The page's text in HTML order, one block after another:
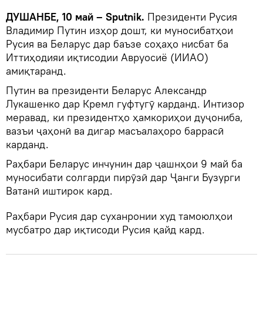
ДУШАНБЕ, 10 май – Sputnik. Президенти Русия
Владимир Путин изҳор дошт, ки муносибатҳои
Русия ва Беларус дар баъзе соҳаҳо нисбат ба
Иттиҳодияи иқтисодии Авруосиё (ИИАО)
амиқтаранд.
Путин ва президенти Беларус Александр
Лукашенко дар Кремл гуфтугӯ карданд. Интизор
меравад, ки президентҳо ҳамкориҳои дуҷониба,
вазъи ҷаҳонӣ ва дигар масъалаҳоро баррасӣ
карданд.
Раҳбари Беларус инчунин дар ҷашнҳои 9 май ба
муносибати солгарди пирӯзӣ дар Ҷанги Бузурги
Ватанӣ иштирок кард.
Раҳбари Русия дар суханронии худ тамоюлҳои
мусбатро дар иқтисоди Русия қайд кард.